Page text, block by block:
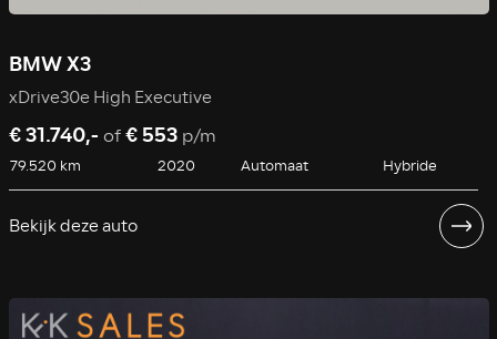
BMW X3
xDrive30e High Executive
€ 31.740,- of€ 553 p/m
79.520 km 2020 Automaat Hybride
Bekijk deze auto